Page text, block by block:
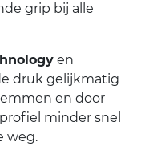
grip bij alle
en
druk gelijkmatig
en door
minder snel
weg.